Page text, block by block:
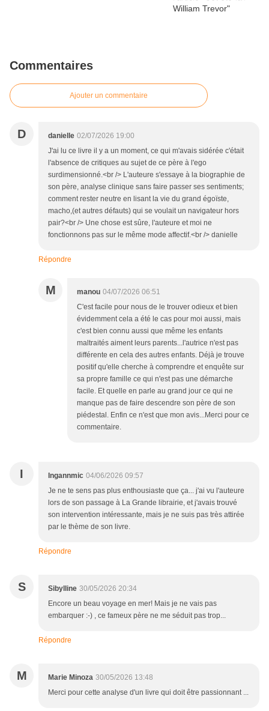
Commentaires
Ajouter un commentaire
D danielle 02/07/2026 19:00
J'ai lu ce livre il y a un moment, ce qui m'avais sidérée c'était
l'absence de critiques au sujet de ce père à l'ego
surdimensionné.<br /> L'auteure s'essaye à la biographie de
son père, analyse clinique sans faire passer ses sentiments;
comment rester neutre en lisant la vie du grand égoïste,
macho,(et autres défauts) qui se voulait un navigateur hors
pair?<br /> Une chose est sûre, l'auteure et moi ne
fonctionnons pas sur le même mode affectif.<br /> danielle
Répondre
M manou 04/07/2026 06:51
C'est facile pour nous de le trouver odieux et bien
évidemment cela a été le cas pour moi aussi, mais
c'est bien connu aussi que même les enfants
maltraités aiment leurs parents...l'autrice n'est pas
différente en cela des autres enfants. Déjà je trouve
positif qu'elle cherche à comprendre et enquête sur
sa propre famille ce qui n'est pas une démarche
facile. Et quelle en parle au grand jour ce qui ne
manque pas de faire descendre son père de son
piédestal. Enfin ce n'est que mon avis...Merci pour ce
commentaire.
I Ingannmic 04/06/2026 09:57
Je ne te sens pas plus enthousiaste que ça... j'ai vu l'auteure
lors de son passage à La Grande librairie, et j'avais trouvé
son intervention intéressante, mais je ne suis pas très attirée
par le thème de son livre.
Répondre
S Sibylline 30/05/2026 20:34
Encore un beau voyage en mer! Mais je ne vais pas
embarquer :-) , ce fameux père ne me séduit pas trop...
Répondre
M Marie Minoza 30/05/2026 13:48
Merci pour cette analyse d'un livre qui doit être passionnant ...